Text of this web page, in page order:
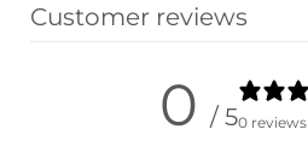
Customer reviews
0 / 50 reviews